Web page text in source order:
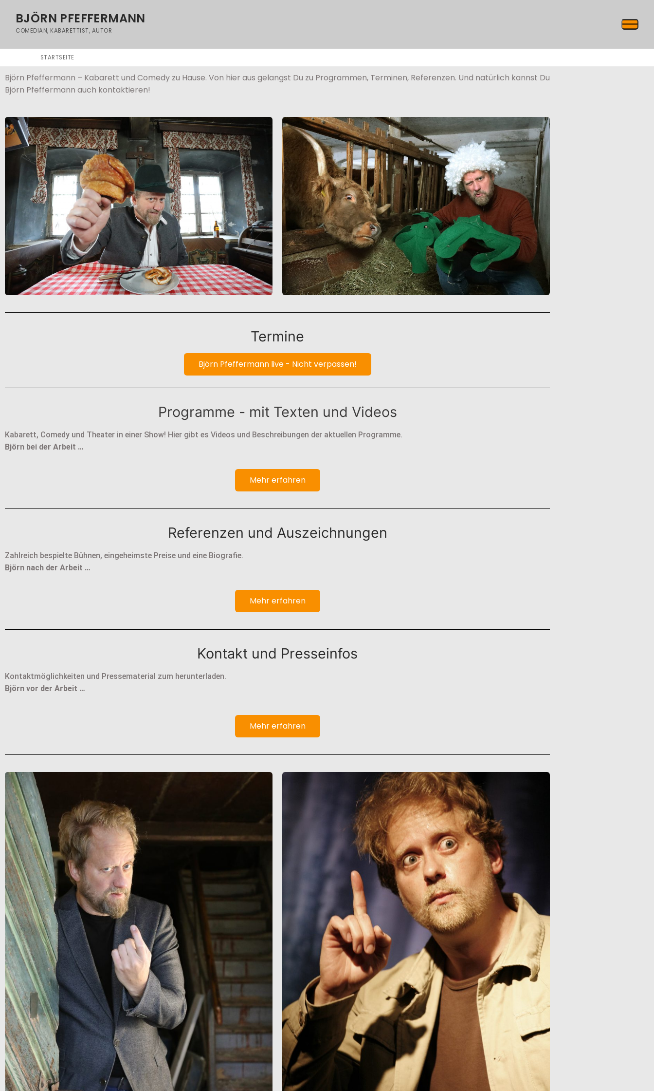
BJÖRN PFEFFERMANN
COMEDIAN, KABARETTIST, AUTOR
STARTSEITE
Björn Pfeffermann – Kabarett und Comedy zu Hause. Von hier aus gelangst Du zu Programmen, Terminen, Referenzen. Und natürlich kannst Du
Björn Pfeffermann auch kontaktieren!
Termine
Björn Pfeffermann live - Nicht verpassen!
Programme - mit Texten und Videos
Kabarett, Comedy und Theater in einer Show! Hier gibt es Videos und Beschreibungen der aktuellen Programme.
Björn bei der Arbeit …
Mehr erfahren
Referenzen und Auszeichnungen
Zahlreich bespielte Bühnen, eingeheimste Preise und eine Biografie.
Björn nach der Arbeit …
Mehr erfahren
Kontakt und Presseinfos
Kontaktmöglichkeiten und Pressematerial zum herunterladen.
Björn vor der Arbeit …
Mehr erfahren